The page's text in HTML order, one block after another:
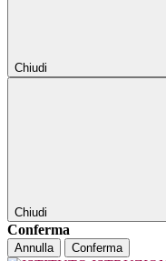
Chiudi
Chiudi
Conferma
Annulla Conferma